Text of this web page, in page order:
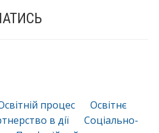
процес
Освітнє
в дії
Соціально-